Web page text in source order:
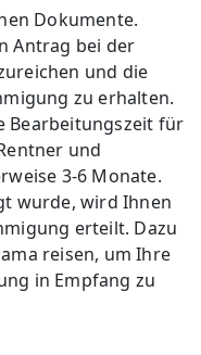
Dokumente.
Antrag bei der
und die
zu erhalten.
Bearbeitungszeit für
und
3-6 Monate.
wurde, wird Ihnen
erteilt. Dazu
reisen, um Ihre
in Empfang zu